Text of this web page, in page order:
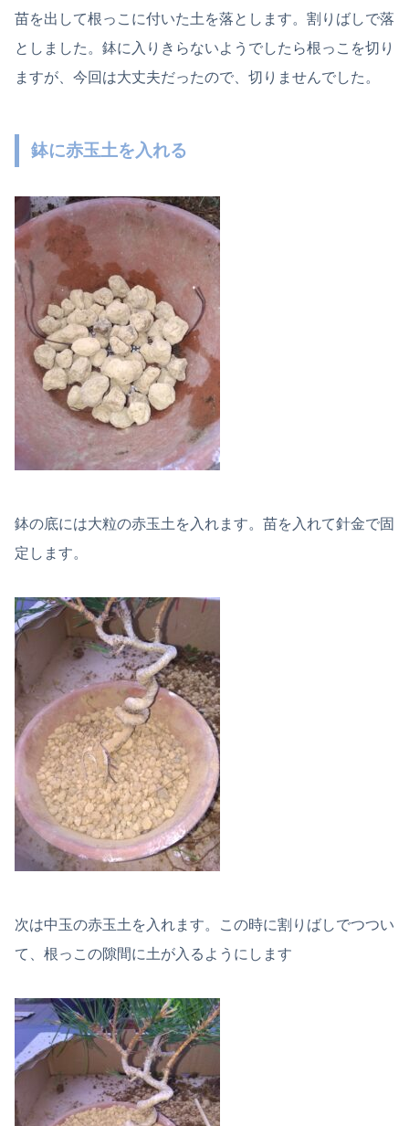
苗を出して根っこに付いた土を落とします。割りばしで落
としました。鉢に入りきらないようでしたら根っこを切り
ますが、今回は大丈夫だったので、切りませんでした。
鉢に赤玉土を入れる
鉢の底には大粒の赤玉土を入れます。苗を入れて針金で固
定します。
次は中玉の赤玉土を入れます。この時に割りばしでつつい
て、根っこの隙間に土が入るようにします